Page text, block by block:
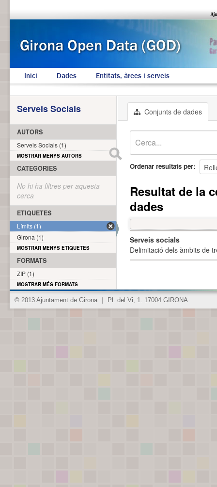
Inici Dades Entitats, àrees i serveis
Conjunts de dades
Ordenar resultats per
Resultat de la
dades
Serveis socials
Delimitació dels àmbits de
Serveis Socials
AUTORS
Serveis Socials (1)
MOSTRAR MENYS AUTORS
CATEGORIES
No hi ha filtres per aquesta
cerca
ETIQUETES
Límits (1)
Girona (1)
MOSTRAR MENYS ETIQUETES
FORMATS
ZIP (1)
MOSTRAR MÉS FORMATS
© 2013 Ajuntament de Girona Pl. del Vi, 1. 17004 GIRONA